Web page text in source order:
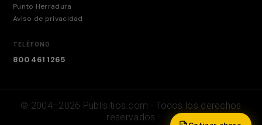
Punto Herradura
Aviso de privacidad
TELÉFONO
800 461 1265
© 2004–2026 Publisitios.com · Todos los derechos
reservados